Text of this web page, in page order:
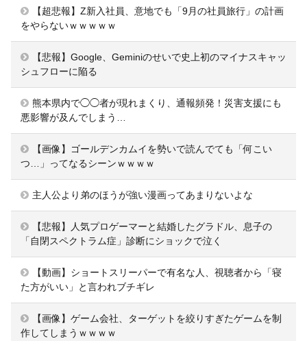
【超悲報】Z新入社員、意地でも「9月の社員旅行」の計画
をやらないｗｗｗｗｗ
【悲報】Google、Geminiのせいで史上初のマイナスキャッ
シュフローに陥る
熊本県内で◯◯者が現れまくり、通報頻発！災害支援にも
悪影響が及んでしまう…
【画像】ゴールデンカムイを勢いで読んでても「何こい
つ…」ってなるシーンｗｗｗｗ
主人公より弟のほうが強い漫画ってあまりないよな
【悲報】人気プロゲーマーと結婚したグラドル、息子の
「自閉スペクトラム症」診断にショックで泣く
【動画】ショートスリーパーで有名な人、視聴者から「寝
た方がいい」と言われブチギレ
【画像】ゲーム会社、ターゲットを絞りすぎたゲームを制
作してしまうｗｗｗｗ